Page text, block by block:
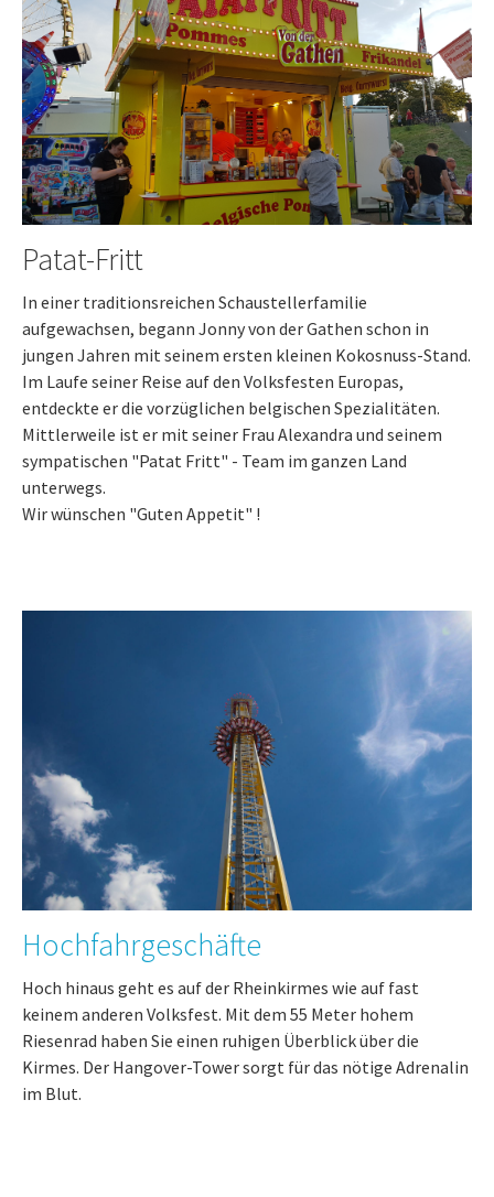
Patat-Fritt
In einer traditionsreichen Schaustellerfamilie
aufgewachsen, begann Jonny von der Gathen schon in
jungen Jahren mit seinem ersten kleinen Kokosnuss-Stand.
Im Laufe seiner Reise auf den Volksfesten Europas,
entdeckte er die vorzüglichen belgischen Spezialitäten.
Mittlerweile ist er mit seiner Frau Alexandra und seinem
sympatischen "Patat Fritt" - Team im ganzen Land
unterwegs.
Wir wünschen "Guten Appetit" !
Hochfahrgeschäfte
Hoch hinaus geht es auf der Rheinkirmes wie auf fast
keinem anderen Volksfest. Mit dem 55 Meter hohem
Riesenrad haben Sie einen ruhigen Überblick über die
Kirmes. Der Hangover-Tower sorgt für das nötige Adrenalin
im Blut.